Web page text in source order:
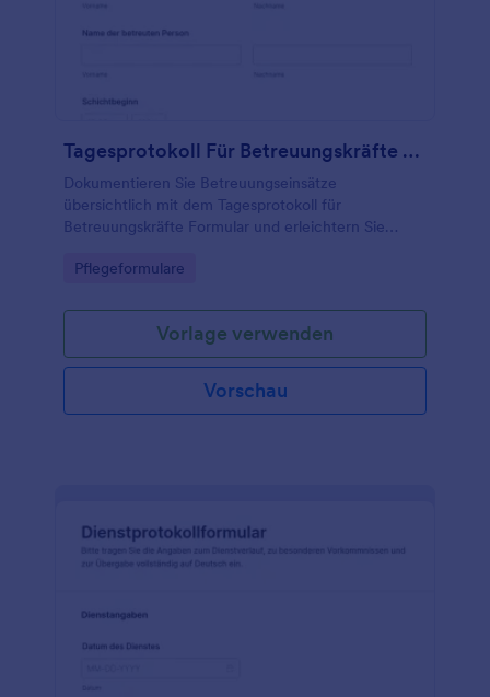
Tagesprotokoll Für Betreuungskräfte Formular
Dokumentieren Sie Betreuungseinsätze
übersichtlich mit dem Tagesprotokoll für
Betreuungskräfte Formular und erleichtern Sie
tägliche Datenerfassung und Übergabe per digitaler
Go to Category:
Pflegeformulare
Vorlage verwenden
Vorschau